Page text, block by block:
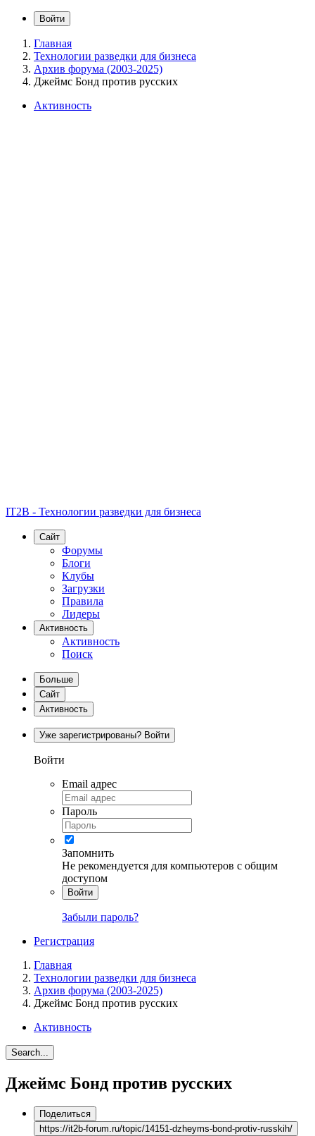
Войти
Главная
Технологии разведки для бизнеса
Архив форума (2003-2025)
Джеймс Бонд против русских
Активность
IT2B - Технологии разведки для бизнеса
Сайт
Форумы
Блоги
Клубы
Загрузки
Правила
Лидеры
Активность
Активность
Поиск
Больше
Сайт
Активность
Уже зарегистрированы? Войти
Войти
Email адрес
Пароль
Запомнить
Не рекомендуется для компьютеров с общим
доступом
Войти
Забыли пароль?
Регистрация
Главная
Технологии разведки для бизнеса
Архив форума (2003-2025)
Джеймс Бонд против русских
Активность
Search...
Джеймс Бонд против русских
Поделиться
https://it2b-forum.ru/topic/14151-dzheyms-bond-protiv-russkih/